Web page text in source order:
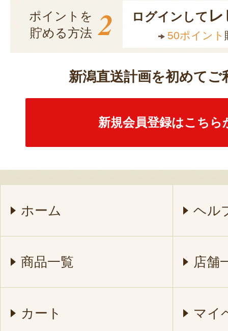
ポイントを
貯める方法 2 ログインして
50ポイント
新潟直送計画を初めてご
新規会員登録はこちら
ホーム ヘル
商品一覧 店舗
カート マイ